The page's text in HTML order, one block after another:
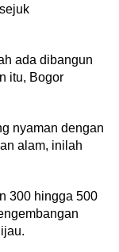
ada dibangun
itu, Bogor
nyaman dengan
alam, inilah
300 hingga 500